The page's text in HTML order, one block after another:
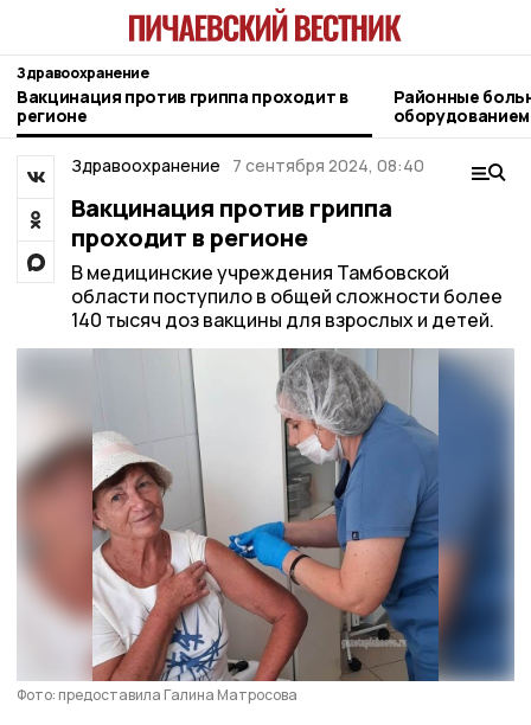
Здравоохранение
Вакцинация против гриппа проходит в
регионе
Районные
оборудованием
Здравоохранение 7 сентября 2024, 08:40
Вакцинация против гриппа
проходит в регионе
В медицинские учреждения Тамбовской
области поступило в общей сложности более
140 тысяч доз вакцины для взрослых и детей.
Фото: предоставила Галина Матросова